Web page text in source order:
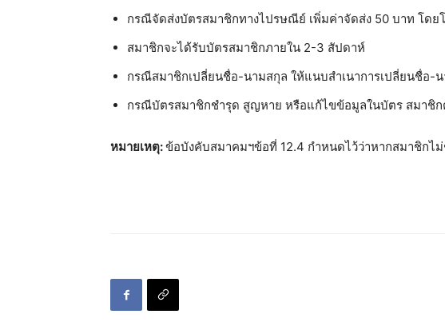
กรณีจัดส่งบัตรสมาชิกทางไปรษณีย์ เพิ่มค่าจัดส่ง 50 บาท โดย
สมาชิกจะได้รับบัตรสมาชิกภายใน 2-3 สัปดาห์
กรณีสมาชิกเปลี่ยนชื่อ-นามสกุล ให้แนบสำเนาการเปลี่ยนชื่อ-
กรณีบัตรสมาชิกชำรุด สูญหาย หรือแก้ไขข้อมูลในบัตร สมาชิก
หมายเหตุ:ข้อบังคับสมาคมฯข้อที่ 12.4 กำหนดไว้ว่าหากสมาชิกไ